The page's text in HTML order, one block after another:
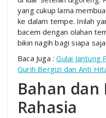
yang cukup lama
ke dalam tempe. Inilah
bacem dengan olahan
bikin nagih bagi siapa
Baca Juga :Gulai Jantung
Gurih Bergizi dan Anti
Bahan dan
Rahasia